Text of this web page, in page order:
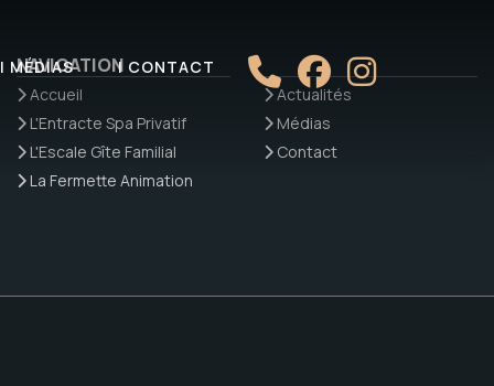
| MÉDIAS | CONTACT
NAVIGATION
Accueil
L'Entracte Spa Privatif
L'Escale Gîte Familial
La Fermette Animation
Actualités
Médias
Contact